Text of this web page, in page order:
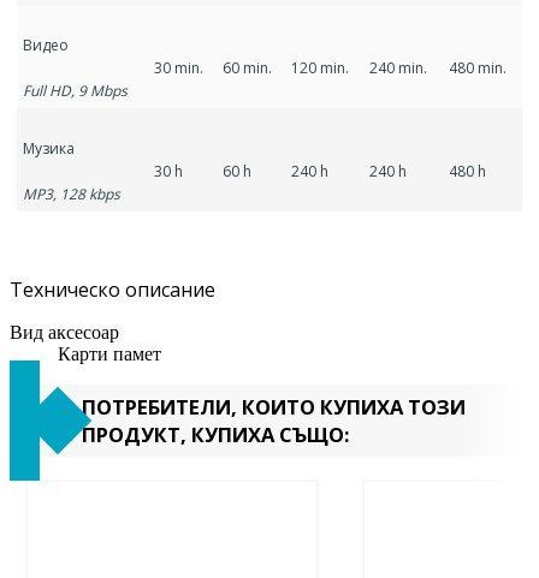
Видео
Full HD, 9 Mbps
30 min. 60 min. 120 min. 240 min. 480 min.
Музика
MP3, 128 kbps
30 h 60 h 240 h 240 h 480 h
Техническо описание
Вид аксесоар
Карти памет
ПОТРЕБИТЕЛИ, КОИТО КУПИХА ТОЗИ
ПРОДУКТ, КУПИХА СЪЩО: